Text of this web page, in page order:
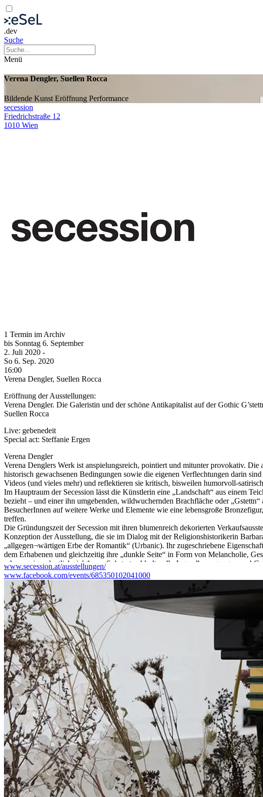
.dev
Suche
Menü
Verena Dengler, Suellen Rocca
Bildende Kunst Eröffnung Performance
secession
Friedrichstraße 12
1010 Wien
1 Termin im Archiv
bis Sonntag 6. September
2. Juli 2020 -
So 6. Sep. 2020
16:00
Verena Dengler, Suellen Rocca
Eröffnung der Ausstellungen:
Verena Dengler. Die Galeristin und der schöne Antikapitalist auf der Gothic
Suellen Rocca
Live: gebenedeit
Special act: Steffanie Ergen
Verena Dengler
Verena Denglers Werk ist anspielungsreich, pointiert und mitunter provokativ.
historisch gewachsenen Bedingungen sowie die eigenen Verflechtungen darin
Videos (und vieles mehr) und reflektieren sie kritisch, bisweilen humorvoll-
Im Hauptraum der Secession lässt die Künstlerin eine „Landschaft“ aus einem
bezieht – und einer ihn umgebenden, wildwuchernden Brachfläche oder
BesucherInnen auf weitere Werke und Elemente wie eine lebensgroße
treffen.
Die Gründungszeit der Secession mit ihren blumenreich dekorierten
Konzeption der Ausstellung, die sie im Dialog mit der Religionshistorikerin
„allgegen¬wärtigen Erbe der Romantik“ (Urbanic). Ihr zugeschriebene
dem Erhabenen und gleichzeitig ihre „dunkle Seite“ in Form von Melancholie,
oder weniger deutlich sichtbares Substrat subkulturelle Jugendbewegungen und
Die Folgen der Romantik wirken sich auch auf gesellschaftliche und politische
die Entwicklung von flexiblen Arbeitsverhältnissen – KünstlerInnen bestens
Selbstoptimierung. In den Arbeiten der Ausstellung zeigt sich das Wechselspiel
unterdrückten, aber auch subversiven Kräften, die an herrschenden Verhältnissen
Künstlerpublikation im Magazinformat, mit Textbeiträgen von Barbara Urbanic,
Bildstrecken.
Verena Dengler, geboren 1981 in Wien, lebt und arbeitet in Wien.
Suellen Rocca
Die Installation von Suellen Rocca im Grafischen Kabinett ist die letzte von der
und ihre Ideen posthum umsetzen zu können, ist für die Secession von
Verbindung mit Gemälden aus jüngerer Zeit – Departure (2012), At Sunset
und Paravent zu zeigen. Neben dem Konzept für ihre Ausstellung hat Rocca
gearbeitet, die die Secession ihrem Entwurf entsprechend im Format eines
Suellen Rocca begann ihre langjährige künstlerische Tätigkeit in den 1960er-
Chicago Imagists bekannt sind. Ihr Werk ist durch eine eigenständige,
beständig arbeitete. Sie spiegelt Lebensthemen wider und wandelte sich mit
von vielfältigen visuellen Einflüssen zeugen – von ägyptischen Hieroglyphen
(unsichtbaren) Raster folgend auf der Bildfläche organisiert.
Im letzten Jahrzehnt setzte sich Rocca zunehmend mit ihrem Innenleben
Interesse am Unbewussten und inkludierte Bilder aus Träumen in ihre Arbeiten.
wieder vor und repräsentieren verschiedene Seinszustände, während Bildzeichen
das innere Leben anspielen.
Suellen Rocca wurde 1943 in Chicago geboren und starb im März 2020. Neben
der Elmhurst College Art Collection in Elmhurst, Illinois.
www.secession.at/ausstellungen/
www.facebook.com/events/685350102041000